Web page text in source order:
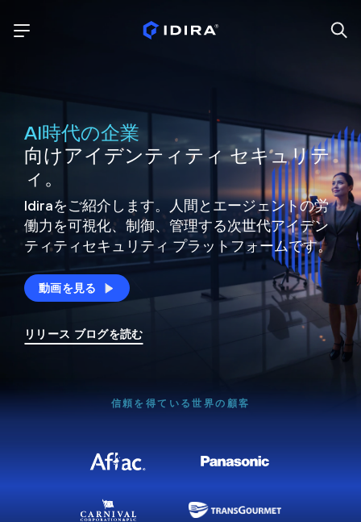
AI時代の企業
向けアイデンティティ セキュリテ
ィ。
Idiraをご紹介します。人間とエージェントの労
働力を可視化、制御、 管理する次世代アイデン
ティティセキュリティ プラットフォームです。
動画を見る
リリース ブログを読む
信頼を得ている世界の顧客